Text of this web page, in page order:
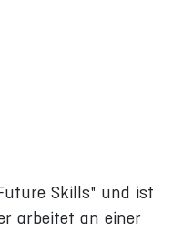
Skills" und ist
arbeitet an einer